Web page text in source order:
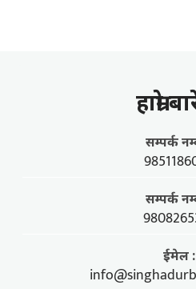
हाम्राे
सम्पर्क
सम्पर्क
ईमेल :